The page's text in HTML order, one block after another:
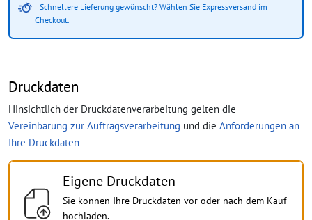
Schnellere Lieferung gewünscht? Wählen Sie Expressversand im
Checkout.
Druckdaten
Hinsichtlich der Druckdatenverarbeitung gelten die
Vereinbarung zur Auftragsverarbeitung und die Anforderungen an
Ihre Druckdaten
Eigene Druckdaten
Sie können Ihre Druckdaten vor oder nach dem Kauf
hochladen.